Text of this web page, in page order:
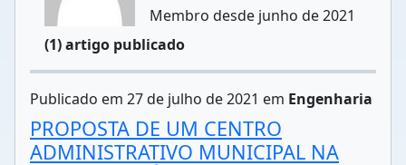
Membro desde junho de 2021
(1) artigo publicado
Publicado em 27 de julho de 2021 em Engenharia
PROPOSTA DE UM CENTRO
ADMINISTRATIVO MUNICIPAL NA